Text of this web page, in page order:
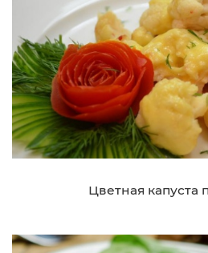
Цветная капуста